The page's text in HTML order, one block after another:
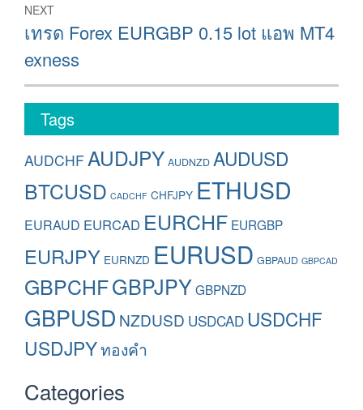
NEXT
Next
post:
เทรด Forex EURGBP 0.15 lot แอพ MT4
exness
Tags
AUDCHF AUDJPY AUDNZD AUDUSD
BTCUSD CADCHF CHFJPY ETHUSD
EURAUD EURCAD EURCHF EURGBP
EURJPY EURNZD EURUSD GBPAUD GBPCAD
GBPCHFGBPJPYGBPNZD
GBPUSD NZDUSD USDCAD USDCHF
USDJPYทองคำ
Categories